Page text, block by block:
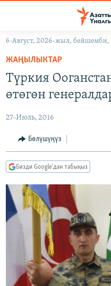
Навигацияга
өтүңүз
Издөөгө
салыңызКЫРГЫЗСТАН
ЭКОНОМИКА
МАДАНИЯТ
ДҮЙНӨ
БОРБОР АЗИЯ
АТАЙЫН ИЛИКТӨӨ
ТВ ПРОГРАММАЛАР
ЭКСПЕРТТЕР ТАЛДАЙТ
БИЗ ЖАНА ДҮЙНӨ
ДАНИСТЕ
ЭЖЕ-СИҢДИЛЕР
АЗАТТЫК+
ЫҢГАЙСЫЗ СУРООЛОР
ӨЗГӨЧӨ ПИКИР
Русский
ОНЛАЙН ШЕРИНЕ
6-Август, 2026-жыл,
ЖАҢЫЛЫКТАР
Түркия
өтөгөн
27-Июль, 2016
Бөлүшүңүз
Бизди Google'дан табыңыз